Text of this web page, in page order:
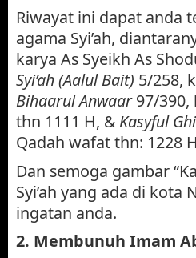
Riwayat ini dapat anda
agama Syi’ah,
karya As Syeikh As
Syi’ah (Aalul Bait) 5/258,
Bihaarul Anwaar97/390,
thn 1111 H, & Kasyful
Qadah wafat thn: 1228
Dan semoga gambar
Syi’ah yang ada di
ingatan anda.
2. Membunuh Imam